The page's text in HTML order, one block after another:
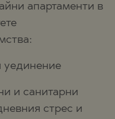
апартаменти в
уединение
и санитарни
стрес и